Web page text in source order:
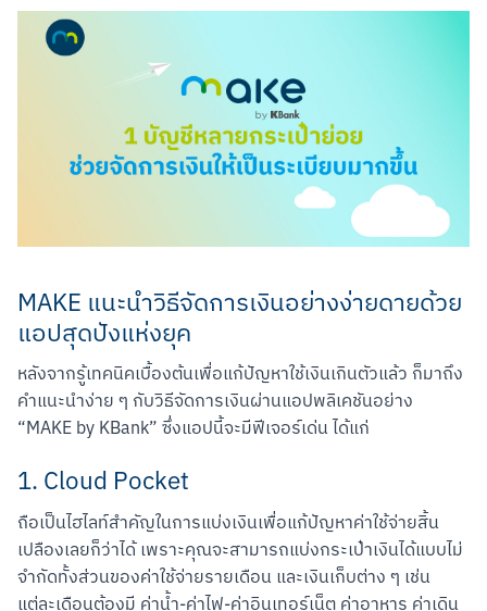
Scan to Download
MAKE แนะนำวิธีจัดการเงินอย่างง่ายดายด้วย
แอปสุดปังแห่งยุค
หลังจากรู้เทคนิคเบื้องต้นเพื่อแก้ปัญหาใช้เงินเกินตัวแล้ว ก็มาถึง
คำแนะนำง่าย ๆ กับวิธีจัดการเงินผ่านแอปพลิเคชันอย่าง
“MAKE by KBank” ซึ่งแอปนี้จะมีฟีเจอร์เด่น ได้แก่
1. Cloud Pocket
ถือเป็นไฮไลท์สำคัญในการแบ่งเงินเพื่อแก้ปัญหาค่าใช้จ่ายสิ้น
เปลืองเลยก็ว่าได้ เพราะคุณจะสามารถแบ่งกระเป๋าเงินได้แบบไม่
จำกัดทั้งส่วนของค่าใช้จ่ายรายเดือน และเงินเก็บต่าง ๆ เช่น
แต่ละเดือนต้องมี ค่าน้ำ-ค่าไฟ-ค่าอินเทอร์เน็ต ค่าอาหาร ค่าเดิน